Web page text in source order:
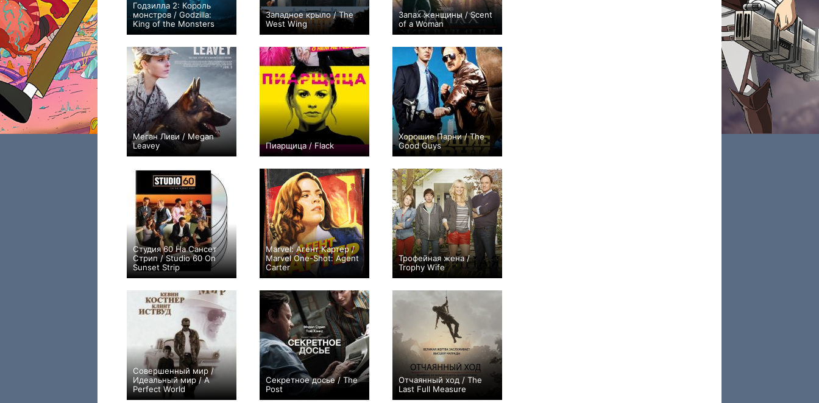
Годзилла 2: Король
монстров / Godzilla:
King of the Monsters
+98
Западное крыло / The
West Wing
+26 155 64
Запах женщины / Scent
of a Woman
+102
Меган Ливи / Megan
Leavey
+53
Пиарщица / Flack
+40 12 233
Хорошие Парни / The
Good Guys
+37 20 96
Студия 60 На Сансет
Стрип / Studio 60 On
Sunset Strip
+5 22 75
Marvel: Агент Картер /
Marvel One-Shot: Agent
Carter
+34
Трофейная жена /
Trophy Wife
+34 22 86
Совершенный мир /
Идеальный мир / A
Perfect World
+24
Секретное досье / The
Post
+18
Отчаянный ход / The
Last Full Measure
+39